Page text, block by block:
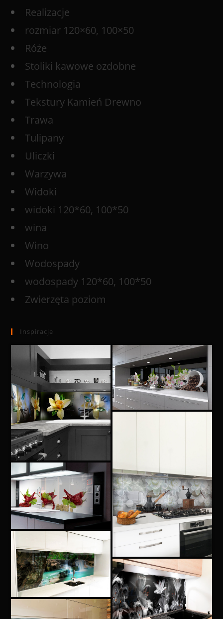
Realizacje
rozmiar 120×60, 100×50
Róże
Stoliki kawowe ozdobne
Technologia
Tekstury Kamień Drewno
Trawa
Tulipany
Uliczki
Warzywa
Widoki
widoki 120*60, 100*50
wina
Wino
Wodospady
wodospady 120*60, 100*50
Zwierzęta poziom
Inspiracje